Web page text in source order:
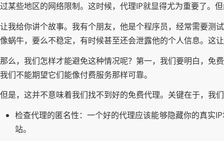
过某些地区的网络限制。这时候，代理IP就显得尤为重要了。
让我给你讲个故事。我有个朋友，他是个程序员，经常需要测
像蜗牛，要么不稳定，有时候甚至还会泄露他的个人信息。这
那么，我们怎样才能避免这种情况呢？第一，我们要明白，免
我们不能期望它们能像付费服务那样可靠。
但是，这并不意味着我们找不到好的免费代理。关键在于，我
检查代理的匿名性：一个好的代理应该能够隐藏你的真实
站。